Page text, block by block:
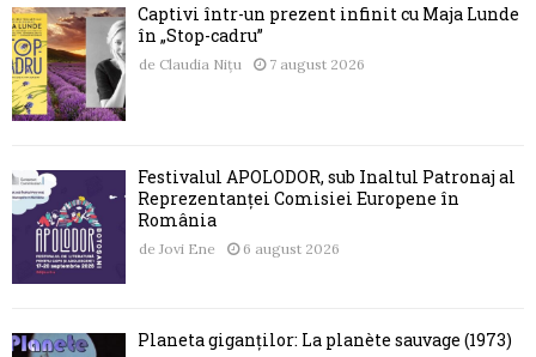
Captivi într-un prezent infinit cu Maja Lunde
în „Stop-cadru”
de Claudia Nițu 7 august 2026
Festivalul APOLODOR, sub Înaltul Patronaj al
Reprezentanței Comisiei Europene în
România
de Jovi Ene 6 august 2026
Planeta giganților: La planète sauvage (1973)